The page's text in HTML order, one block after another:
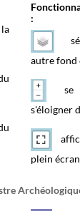
:
autre fond
se
s'éloigner
plein écran